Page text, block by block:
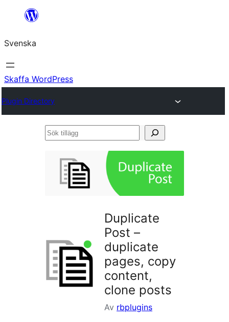
Hoppa
innehåll
Svenska
Skaffa WordPress
Plugin Directory
Sök
Duplicate
Post –
duplicate
pages, copy
content,
clone posts
Av rbplugins